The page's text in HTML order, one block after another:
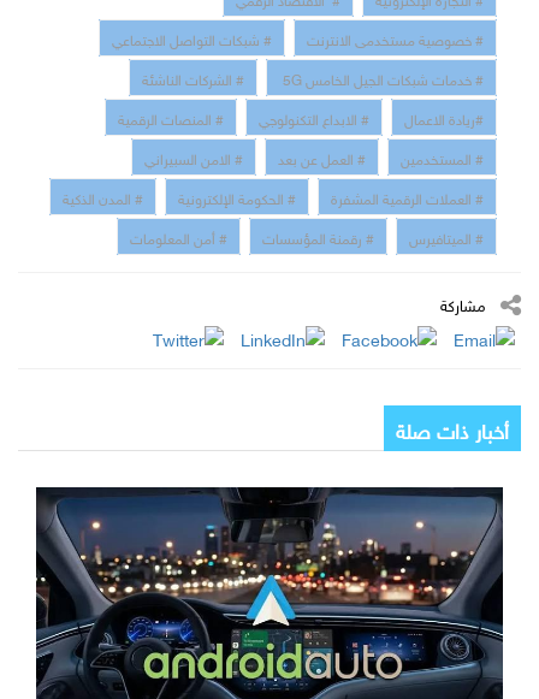
# خصوصية مستخدمى الانترنت
# شبكات التواصل الاجتماعي
# خدمات شبكات الجيل الخامس 5G
# الشركات الناشئة
#ريادة الاعمال
# الابداع التكنولوجي
# المنصات الرقمية
# المستخدمين
# العمل عن بعد
# الامن السبيراني
# العملات الرقمية المشفرة
# الحكومة الإلكترونية
# المدن الذكية
# الميتافيرس
# رقمنة المؤسسات # أمن المعلومات
مشاركة
أخبار ذات صلة